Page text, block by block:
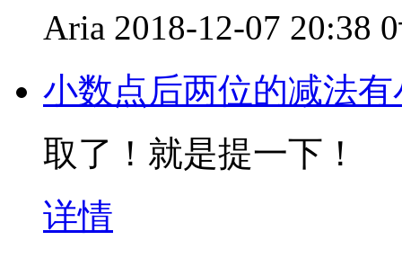
Aria 2018-12-07 20:38
小数点后两位的减法
取了！就是提一下！
详情